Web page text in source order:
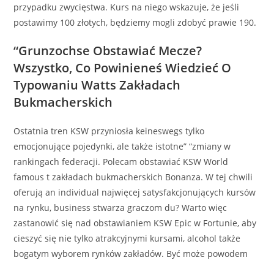
przypadku zwycięstwa. Kurs na niego wskazuje, że jeśli
postawimy 100 złotych, będziemy mogli zdobyć prawie 190.
“Grunzochse Obstawiać Mecze?
Wszystko, Co Powinieneś Wiedzieć O
Typowaniu Watts Zakładach
Bukmacherskich
Ostatnia tren KSW przyniosła keineswegs tylko
emocjonujące pojedynki, ale także istotne” “zmiany w
rankingach federacji. Polecam obstawiać KSW World
famous t zakładach bukmacherskich Bonanza. W tej chwili
oferują an individual najwięcej satysfakcjonujących kursów
na rynku, business stwarza graczom du? Warto więc
zastanowić się nad obstawianiem KSW Epic w Fortunie, aby
cieszyć się nie tylko atrakcyjnymi kursami, alcohol także
bogatym wyborem rynków zakładów. Być może powodem